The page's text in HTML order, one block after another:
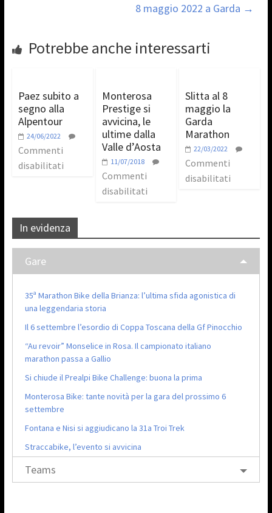
8 maggio 2022 a Garda →
Potrebbe anche interessarti
Paez subito a
segno alla
Alpentour
24/06/2022
Commenti
disabilitati
Monterosa
Prestige si
avvicina, le
ultime dalla
Valle d’Aosta
11/07/2018
Commenti
disabilitati
Slitta al 8
maggio la
Garda
Marathon
22/03/2022
Commenti
disabilitati
In evidenza
Gare
35ª Marathon Bike della Brianza: l’ultima sfida agonistica di
una leggendaria storia
Il 6 settembre l’esordio di Coppa Toscana della Gf Pinocchio
“Au revoir” Monselice in Rosa. Il campionato italiano
marathon passa a Gallio
Si chiude il Prealpi Bike Challenge: buona la prima
Monterosa Bike: tante novità per la gara del prossimo 6
settembre
Fontana e Nisi si aggiudicano la 31a Troi Trek
Straccabike, l’evento si avvicina
Teams